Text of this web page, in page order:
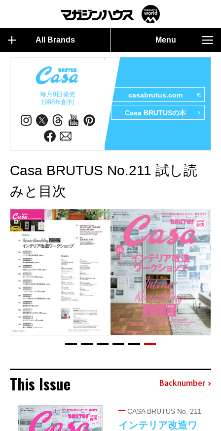
All Brands Menu
毎月9日発売
1998年創刊
casabrutus.com
Casa BRUTUSの本
Casa BRUTUS No.211 試し読
みと目次
This Issue Backnumber
CASA BRUTUS No. 211
インテリア改造ワ